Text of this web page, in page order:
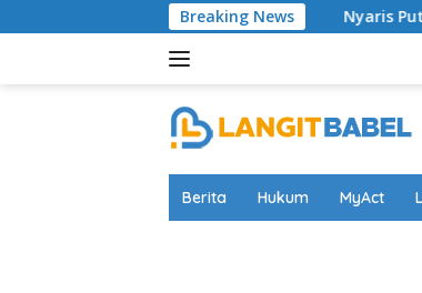
to
Breaking News
Nyaris Putus Asa Terkurung
Berita Hukum MyAct